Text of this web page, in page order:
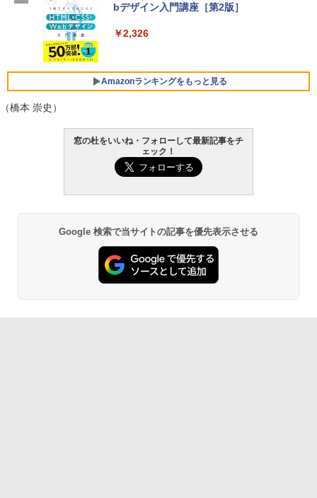
￥129,800
ersonal/Copilotキー搭載/Win 11/15.6型/
Core i5/16GB/SSD 512GB/ホワイト) FM
￥119,800
定バーチャルアイテムを含む】 【オンラ
ラインコード版
bデザイン入門講座［第2版］
￥2,326
Amazonランキングをもっと見る
Amazon Kindle Paperwhite (16GB) 7イ
ンチディスプレイ、色調調節ライト、12
週間持続バッテリー、広告なし、ブラッ
ク
ない、大きな画面で読みやすい、6週間持
続バッテリー、6インチディスプレイ電子
書籍リーダー、ブラック、16GB、広告な
（橋本 崇史）
窓の杜をいいね・フォローして最新記事をチ
ェック！
Google 検索で当サイトの記事を優先表示させる